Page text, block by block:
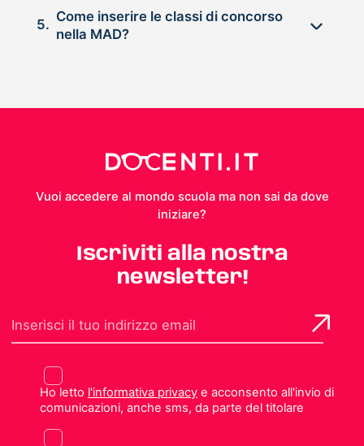
5.
Come inserire le classi di concorso
nella MAD?
Vuoi accedere al mondo scuola ma non sai da dove
iniziare?
Iscriviti alla nostra
newsletter!
Ho letto l'informativa privacye acconsento all'invio di
comunicazioni, anche sms, da parte del titolare